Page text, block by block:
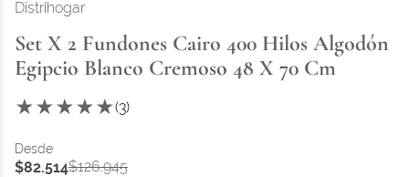
Distrihogar
Set X 2 Fundones Cairo 400 Hilos Algodón
Egipcio Blanco Cremoso 48 X 70 Cm
★★★★★(3)
$82.514$126.945